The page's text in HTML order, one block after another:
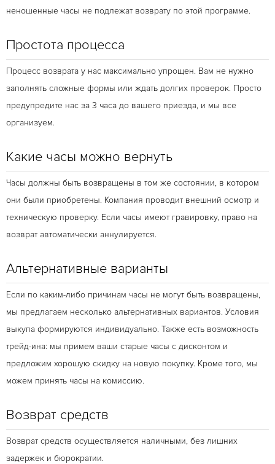
неношенные часы не подлежат возврату по этой программе.
Простота процесса
Процесс возврата у нас максимально упрощен. Вам не нужно
заполнять сложные формы или ждать долгих проверок. Просто
предупредите нас за 3 часа до вашего приезда, и мы все
организуем.
Какие часы можно вернуть
Часы должны быть возвращены в том же состоянии, в котором
они были приобретены. Компания проводит внешний осмотр и
техническую проверку. Если часы имеют гравировку, право на
возврат автоматически аннулируется.
Альтернативные варианты
Если по каким-либо причинам часы не могут быть возвращены,
мы предлагаем несколько альтернативных вариантов. Условия
выкупа формируются индивидуально. Также есть возможность
трейд-ина: мы примем ваши старые часы с дисконтом и
предложим хорошую скидку на новую покупку. Кроме того, мы
можем принять часы на комиссию.
Возврат средств
Возврат средств осуществляется наличными, без лишних
задержек и бюрократии.